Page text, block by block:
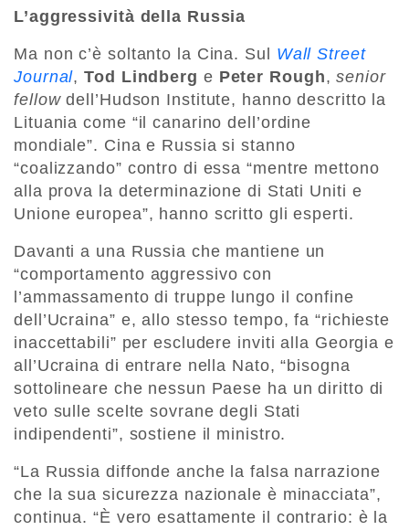
L’aggressività della Russia
Ma non c’è soltanto la Cina. Sul Wall Street
Journal,Tod Lindberg e Peter Rough,senior
fellowdell’Hudson Institute, hanno descritto la
Lituania come “il canarino dell’ordine
mondiale”. Cina e Russia si stanno
“coalizzando” contro di essa “mentre mettono
alla prova la determinazione di Stati Uniti e
Unione europea”, hanno scritto gli esperti.
Davanti a una Russia che mantiene un
“comportamento aggressivo con
l’ammassamento di truppe lungo il confine
dell’Ucraina” e, allo stesso tempo, fa “richieste
inaccettabili” per escludere inviti alla Georgia e
all’Ucraina di entrare nella Nato, “bisogna
sottolineare che nessun Paese ha un diritto di
veto sulle scelte sovrane degli Stati
indipendenti”, sostiene il ministro.
“La Russia diffonde anche la falsa narrazione
che la sua sicurezza nazionale è minacciata”,
continua. “È vero esattamente il contrario: è la